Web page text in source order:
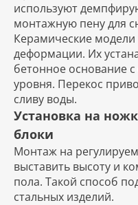
используют
монтажную пену для
Керамические модели
деформации. Их
бетонное основание
уровня. Перекос
сливу воды.
Установка на
блоки
Монтаж на
выставить высоту и
пола. Такой способ
стальных изделий.